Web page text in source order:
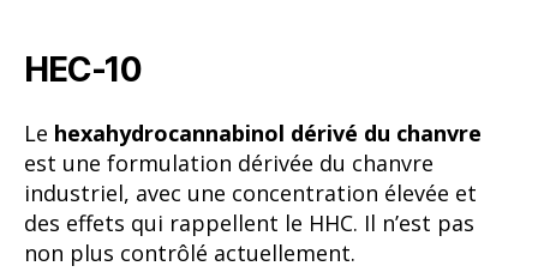
HEC-10
Le hexahydrocannabinol dérivé du chanvre
est une formulation dérivée du chanvre
industriel, avec une concentration élevée et
des effets qui rappellent le HHC. Il n’est pas
non plus contrôlé actuellement.